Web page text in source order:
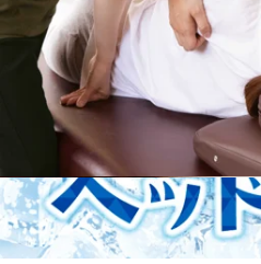
最近のブログ
8/5(水)新丸子店 本日の
☆本日8/5(水)の空き状況のお
時間帯でご案内できます♪細か
電話にてお問合せください☆
ております♪ご予約はコチラ＿
＿＿＿＿＿＿＿＿＿＿＿＿＿＿
＿＿マッサージのように気持ち
所 神奈川県川崎市中原区新丸
2026.08.05
8/4(火)新丸子店 本日の空
こんにちは！Re.Ra.Ku新丸子